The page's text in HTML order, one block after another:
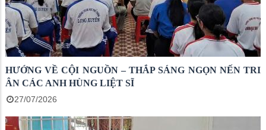
HƯỚNG VỀ CỘI NGUỒN – THẮP SÁNG NGỌN NẾN TRI
ÂN CÁC ANH HÙNG LIỆT SĨ
27/07/2026